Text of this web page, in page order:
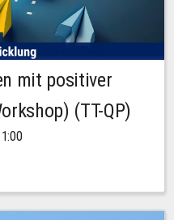
mit positiver
(TT-QP)